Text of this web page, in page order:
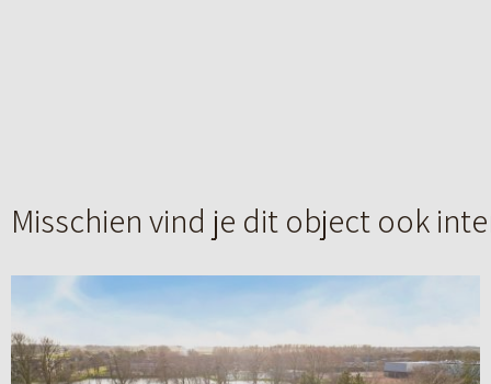
Misschien vind je dit object ook
e
k